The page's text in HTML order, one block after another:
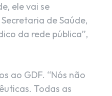
ele vai se
de Saúde,
da rede pública”,
ao GDF. “Nós não
Todas as